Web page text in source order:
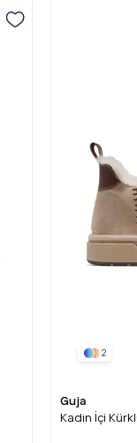
2
Guja
Kadın İçi